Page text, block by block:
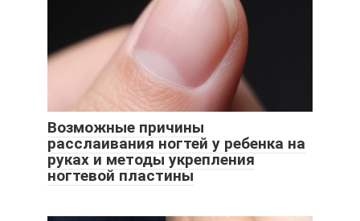
Возможные причины
расслаивания ногтей у ребенка на
руках и методы укрепления
ногтевой пластины